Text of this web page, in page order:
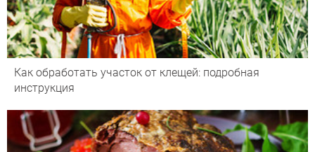
Как обработать участок от клещей: подробная
инструкция